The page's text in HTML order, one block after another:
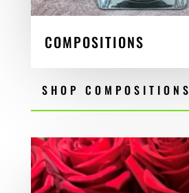
COMPOSITIONS
SHOP COMPOSITIONS